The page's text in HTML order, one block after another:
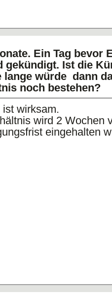
Ein Tag bevor
gekündigt. Ist die
lange würde dann
noch bestehen?
wirksam.
wird 2 Wochen
eingehalten